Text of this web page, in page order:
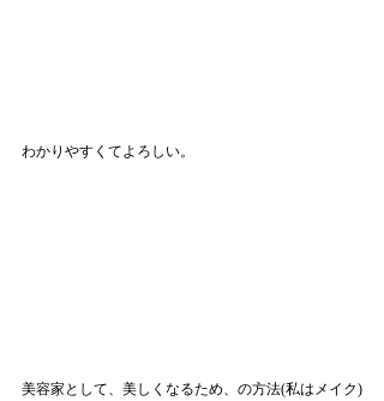
わかりやすくてよろしい。
美容家として、美しくなるため、の方法(私はメイク)